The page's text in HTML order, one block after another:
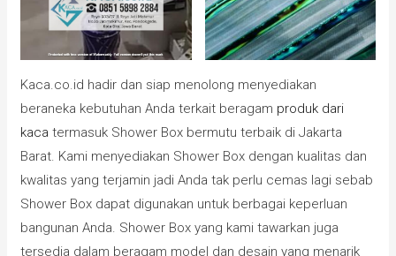
Kaca.co.id hadir dan siap menolong menyediakan
beraneka kebutuhan Anda terkait beragam produk dari
kaca termasuk Shower Box bermutu terbaik di Jakarta
Barat. Kami menyediakan Shower Box dengan kualitas dan
kwalitas yang terjamin jadi Anda tak perlu cemas lagi sebab
Shower Box dapat digunakan untuk berbagai keperluan
bangunan Anda. Shower Box yang kami tawarkan juga
tersedia dalam beragam model dan desain yang menarik